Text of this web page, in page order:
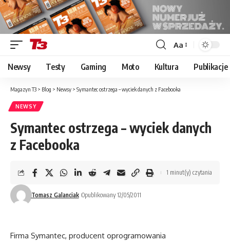
Font
Resizer
Aa
Newsy Testy Gaming Moto Kultura Publikacje
Magazyn T3 > Blog > Newsy > Symantec ostrzega – wyciek danych z Facebooka
NEWSY
Symantec ostrzega – wyciek danych
z Facebooka
Tomasz Galanciak Opublikowany 12/05/2011
1 minut(y) czytania
Firma Symantec, producent oprogramowania